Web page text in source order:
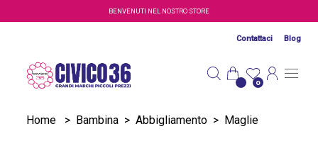
Salta al contenuto principaleBENVENUTI NEL NOSTRO STORE
Contattaci Blog
0
Home > Bambina > Abbigliamento > Maglie